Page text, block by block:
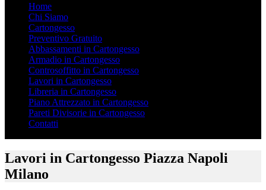
Home
Chi Siamo
Cartongesso
Preventivo Gratuito
Abbassamenti in Cartongesso
Armadio in Cartongesso
Controsoffitto in Cartongesso
Lavori in Cartongesso
Libreria in Cartongesso
Piano Attrezzato in Cartongesso
Pareti Divisorie in Cartongesso
Contatti
Lavori in Cartongesso Piazza Napoli
Milano